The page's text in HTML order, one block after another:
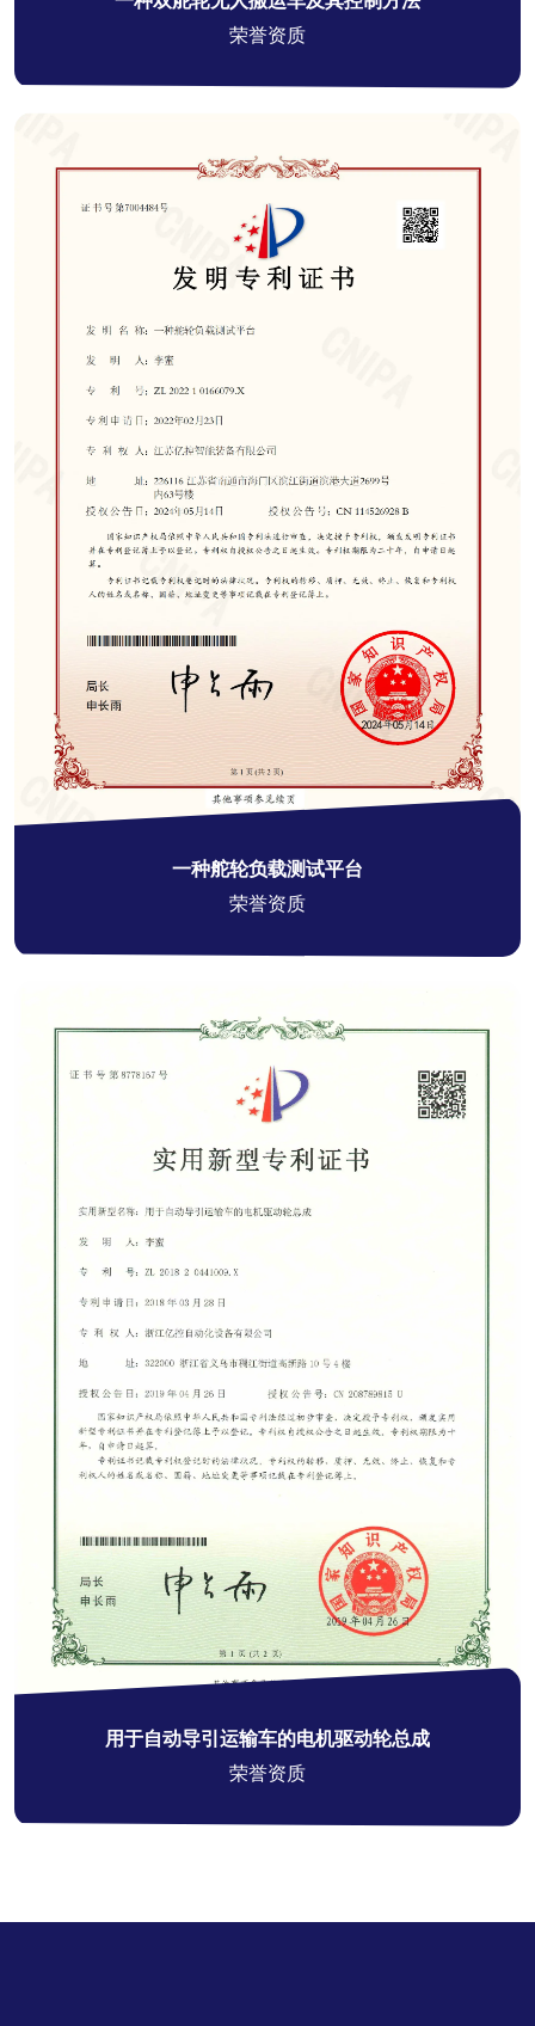
荣誉资质
一种舵轮负载测试平台
荣誉资质
用于自动导引运输车的电机驱动轮总成
荣誉资质